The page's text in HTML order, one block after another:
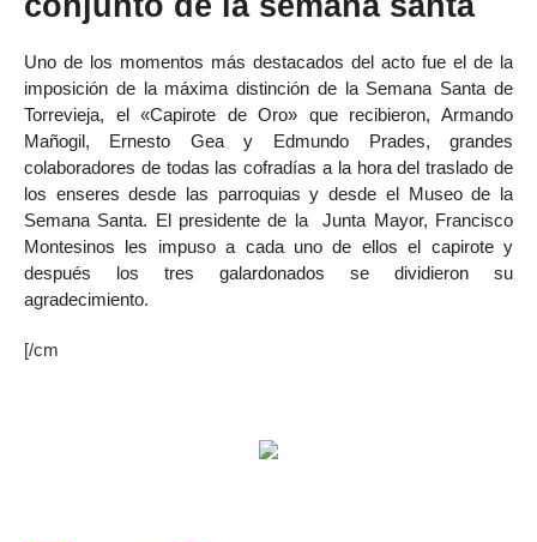
Uno de los momentos más destacados del acto fue el de la
imposición de la máxima distinción de la Semana Santa de
Torrevieja, el «Capirote de Oro» que recibieron, Armando
Mañogil, Ernesto Gea y Edmundo Prades, grandes
colaboradores de todas las cofradías a la hora del traslado de
los enseres desde las parroquias y desde el Museo de la
Semana Santa. El presidente de la Junta Mayor, Francisco
Montesinos les impuso a cada uno de ellos el capirote y
después los tres galardonados se dividieron su
agradecimiento.
[/cm